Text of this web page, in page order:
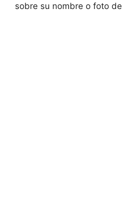
sobre su nombre o foto